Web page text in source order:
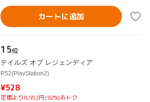
カートに追加
15位
テイルズ オブ レジェンディア
PS2(PlayStation2)
¥528
定価より6,952円(92%)おトク